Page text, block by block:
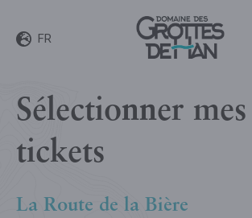
FR
Sélectionner mes
tickets
La Route de la Bière